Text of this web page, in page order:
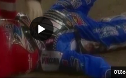
01:36